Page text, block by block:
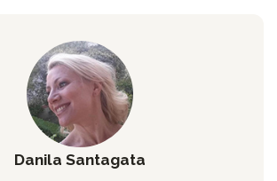
Danila Santagata